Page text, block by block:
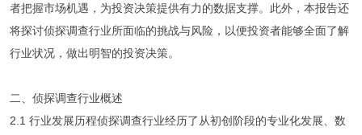
者把握市场机遇，为投资决策提供有力的数据支撑。此外，本报告还
将探讨侦探调查行业所面临的挑战与风险，以便投资者能够全面了解
行业状况，做出明智的投资决策。
二、侦探调查行业概述
2.1 行业发展历程侦探调查行业经历了从初创阶段的专业化发展、数